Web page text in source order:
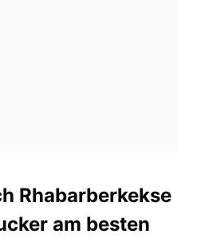
Rhabarberkekse
am besten